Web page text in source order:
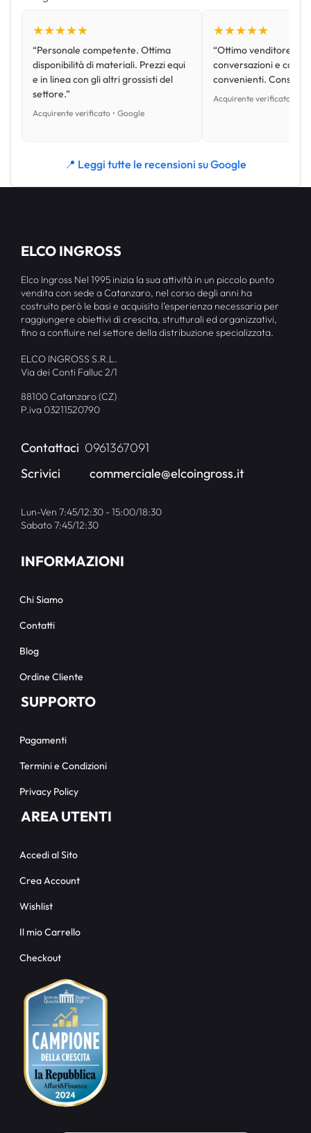
★★★★★
“Personale competente. Ottima
disponibilità di materiali. Prezzi equi
e in linea con gli altri grossisti del
settore.”
Acquirente verificato • Google
★★★★★
“Ottimo venditore,
conversazioni e con
convenienti.
Acquirente verificato •
📍 Leggi tutte le recensioni su Google
ELCO INGROSS
Elco Ingross Nel 1995 inizia la sua attività in un piccolo punto
vendita con sede a Catanzaro, nel corso degli anni ha
costruito però le basi e acquisito l’esperienza necessaria per
raggiungere obiettivi di crescita, strutturali ed organizzativi,
fino a confluire nel settore della distribuzione specializzata.
ELCO INGROSS S.R.L.
Via dei Conti Falluc 2/1
88100 Catanzaro (CZ)
P.iva 03211520790
Contattaci 0961367091
Scrivici
commerciale@elcoingross.it
Lun-Ven 7:45/12:30 - 15:00/18:30
Sabato 7:45/12:30
INFORMAZIONI
Chi Siamo
Contatti
Blog
Ordine Cliente
SUPPORTO
Pagamenti
Termini e Condizioni
Privacy Policy
AREA UTENTI
Accedi al Sito
Crea Account
Wishlist
Il mio Carrello
Checkout